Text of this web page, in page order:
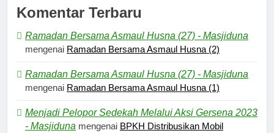
Komentar Terbaru
Ramadan Bersama Asmaul Husna (27) - Masjiduna
mengenai Ramadan Bersama Asmaul Husna (2)
Ramadan Bersama Asmaul Husna (27) - Masjiduna
mengenai Ramadan Bersama Asmaul Husna (1)
Menjadi Pelopor Sedekah Melalui Aksi Gersena 2023
- Masjiduna mengenai BPKH Distribusikan Mobil